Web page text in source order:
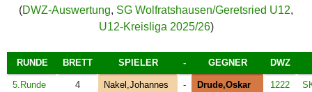
(DWZ-Auswertung, SG Wolfratshausen/Geretsried U12,
U12-Kreisliga 2025/26)
RUNDE BRETT SPIELER - GEGNER DWZ
5.Runde 4 Nakel,Johannes - Drude,Oskar 1222